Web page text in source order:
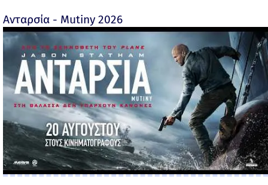
Ανταρσία - Mutiny 2026